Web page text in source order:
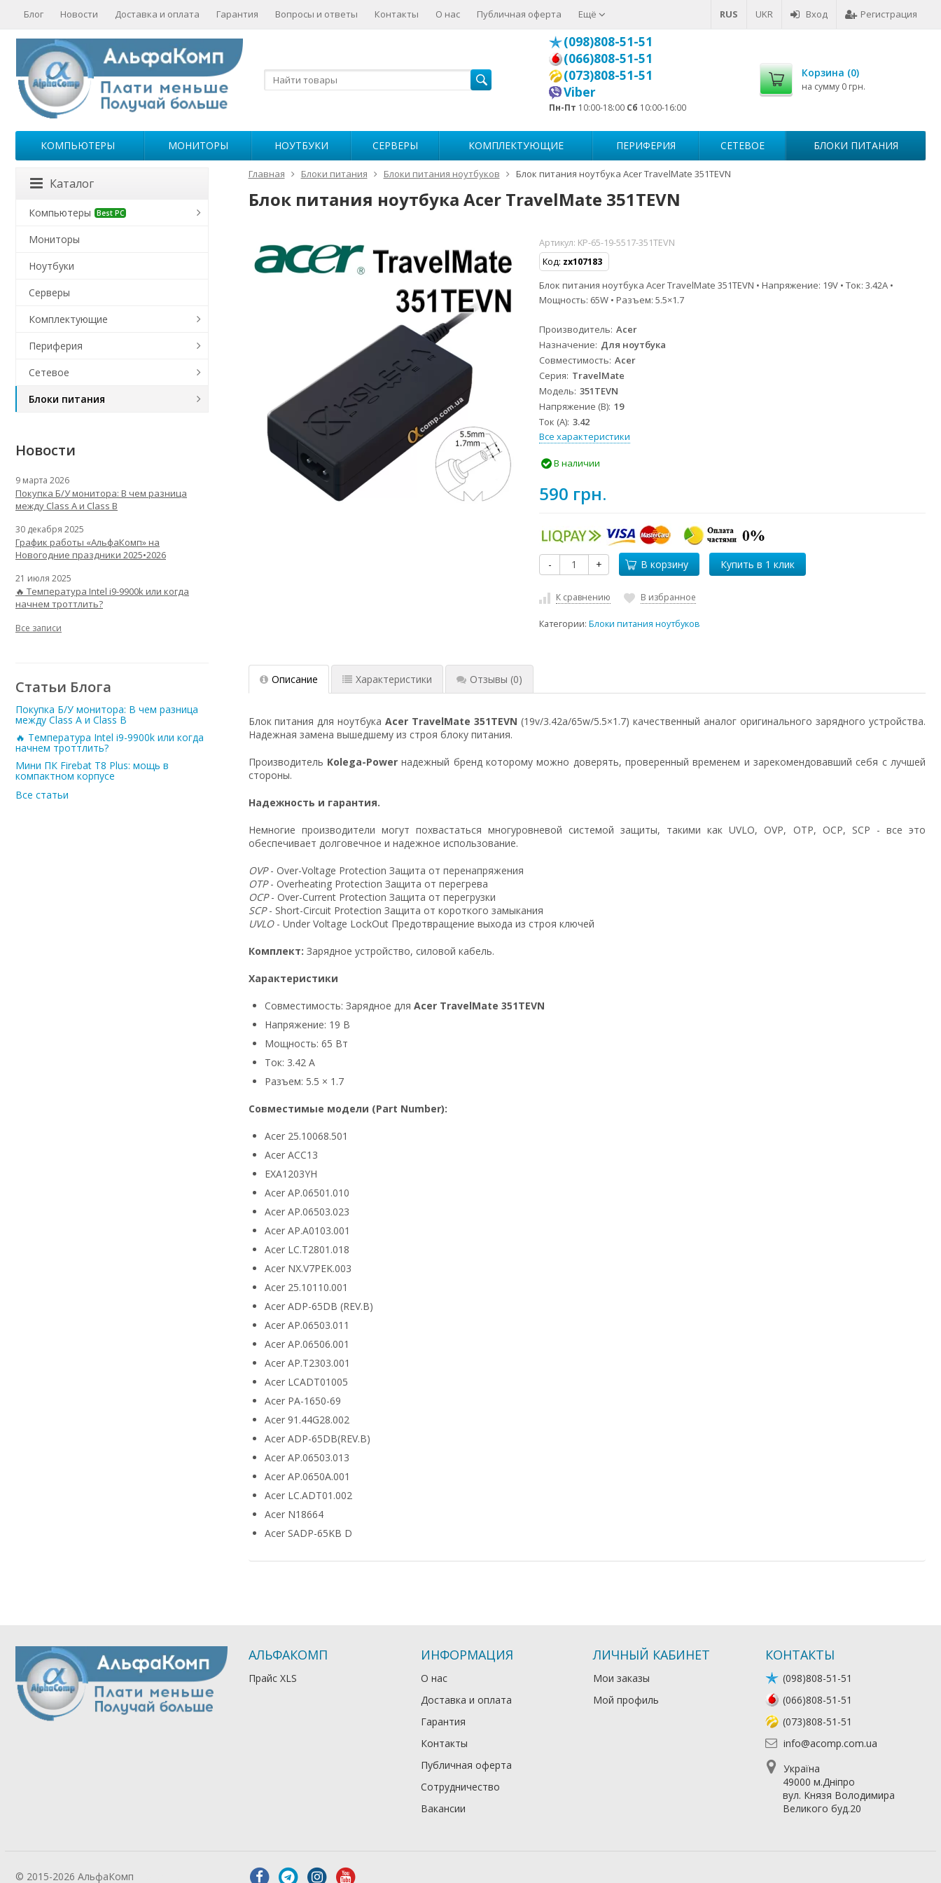
RUS UKR Вход Регистрация
Блог Новости Доставка и оплата Гарантия Вопросы и ответы Контакты О нас Публичная оферта Ещё
(098)808-51-51
(066)808-51-51
(073)808-51-51
Viber
Пн-Пт 10:00-18:00 Сб 10:00-16:00
Корзина (0)
на сумму 0 грн.
КОМПЬЮТЕРЫ МОНИТОРЫ НОУТБУКИ СЕРВЕРЫ КОМПЛЕКТУЮЩИЕ ПЕРИФЕРИЯ СЕТЕВОЕ БЛОКИ ПИТАНИЯ
Главная Блоки питания Блоки питания ноутбуков Блок питания ноутбука Acer TravelMate 351TEVN
Блок питания ноутбука Acer TravelMate 351TEVN
Артикул: KP-65-19-5517-351TEVN
Код: zx107183
Блок питания ноутбука Acer TravelMate 351TEVN • Напряжение: 19V • Ток: 3.42A •
Мощность: 65W • Разъем: 5.5×1.7
Производитель Acer
Назначение Для ноутбука
Совместимость Acer
Серия TravelMate
Модель 351TEVN
Напряжение (В) 19
Ток (А) 3.42
Все характеристики
В наличии
590 грн.
- + В корзину
К сравнению В избранное
Категории:Блоки питания ноутбуков
Описание Характеристики Отзывы (0)
Блок питания для ноутбукаAcer TravelMate 351TEVN (19v/3.42a/65w/5.5×1.7) качественный аналог оригинального зарядного устройства.
Надежная замена вышедшему из строя блоку питания.
Производитель Kolega-Powerнадежный бренд которому можно доверять, проверенный временем и зарекомендовавший себя с лучшей
стороны.
Надежность и гарантия.
Немногие производители могут похвастаться многуровневой системой защиты, такими как UVLO, OVP, OTP, OCP, SCP - все это
обеспечивает долговечное и надежное использование.
OVP- Over-Voltage Protection Защита от перенапряжения
OTP- Overheating Protection Защита от перегрева
OCP- Over-Current Protection Защита от перегрузки
SCP- Short-Circuit Protection Защита от короткого замыкания
UVLO- Under Voltage LockOut Предотвращение выхода из строя ключей
Комплект: Зарядное устройство, силовой кабель.
Характеристики
Совместимость: Зарядное для Acer TravelMate 351TEVN
Напряжение: 19 В
Мощность: 65 Вт
Ток: 3.42 А
Разъем: 5.5 × 1.7
Совместимые модели (Part Number):
Acer 25.10068.501
Acer ACC13
EXA1203YH
Acer AP.06501.010
Acer AP.06503.023
Acer AP.A0103.001
Acer LC.T2801.018
Acer NX.V7PEK.003
Acer 25.10110.001
Acer ADP-65DB (REV.B)
Acer AP.06503.011
Acer AP.06506.001
Acer AP.T2303.001
Acer LCADT01005
Acer PA-1650-69
Acer 91.44G28.002
Acer ADP-65DB(REV.B)
Acer AP.06503.013
Acer AP.0650A.001
Acer LC.ADT01.002
Acer N18664
Acer SADP-65KB D
Каталог
Компьютеры Best PC
Мониторы
Ноутбуки
Серверы
Комплектующие
Периферия
Сетевое
Блоки питания
Новости
9 марта 2026
Покупка Б/У монитора: В чем разница
между Class A и Class B
30 декабря 2025
График работы «АльфаКомп» на
Новогодние праздники 2025•2026
21 июля 2025
🔥 Температура Intel i9-9900k или когда
начнем троттлить?
Все записи
Статьи Блога
Покупка Б/У монитора: В чем разница
между Class A и Class B
🔥 Температура Intel i9-9900k или когда
начнем троттлить?
Мини ПК Firebat T8 Plus: мощь в
компактном корпусе
Все статьи
АЛЬФАКОМП
Прайс XLS
ИНФОРМАЦИЯ
О нас
Доставка и оплата
Гарантия
Контакты
Публичная оферта
Сотрудничество
Вакансии
ЛИЧНЫЙ КАБИНЕТ
Мои заказы
Мой профиль
КОНТАКТЫ
(098)808-51-51
(066)808-51-51
(073)808-51-51
info@acomp.com.ua
Україна
49000 м.Дніпро
вул. Князя Володимира
Великого буд.20
© 2015-2026 АльфаКомп